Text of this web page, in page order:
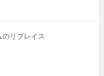
リプレイス